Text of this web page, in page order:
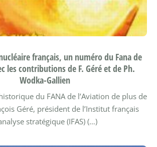
français, un numéro du Fana de
les contributions de F. Géré et de Ph.
Wodka-Gallien
du FANA de l’Aviation de plus de
Géré, président de l’Institut français
stratégique (IFAS) (…)